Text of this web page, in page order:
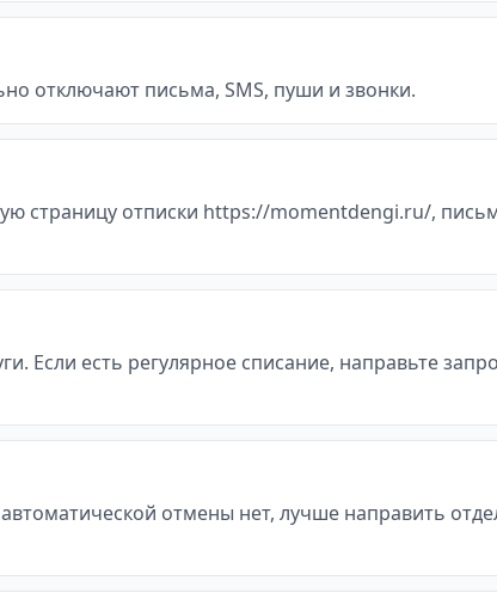
отключают письма, SMS, пуши и звонки.
страницу отписки https://momentdengi.ru/,
Если есть регулярное списание, направьте
отмены нет, лучше направить